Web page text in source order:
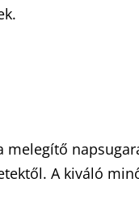
melegítő
A kiváló